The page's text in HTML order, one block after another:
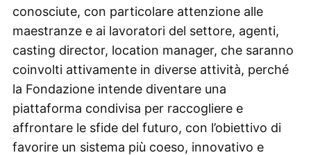
conosciute, con particolare attenzione alle
maestranze e ai lavoratori del settore, agenti,
casting director, location manager, che saranno
coinvolti attivamente in diverse attività, perché
la Fondazione intende diventare una
piattaforma condivisa per raccogliere e
affrontare le sfide del futuro, con l’obiettivo di
favorire un sistema più coeso, innovativo e